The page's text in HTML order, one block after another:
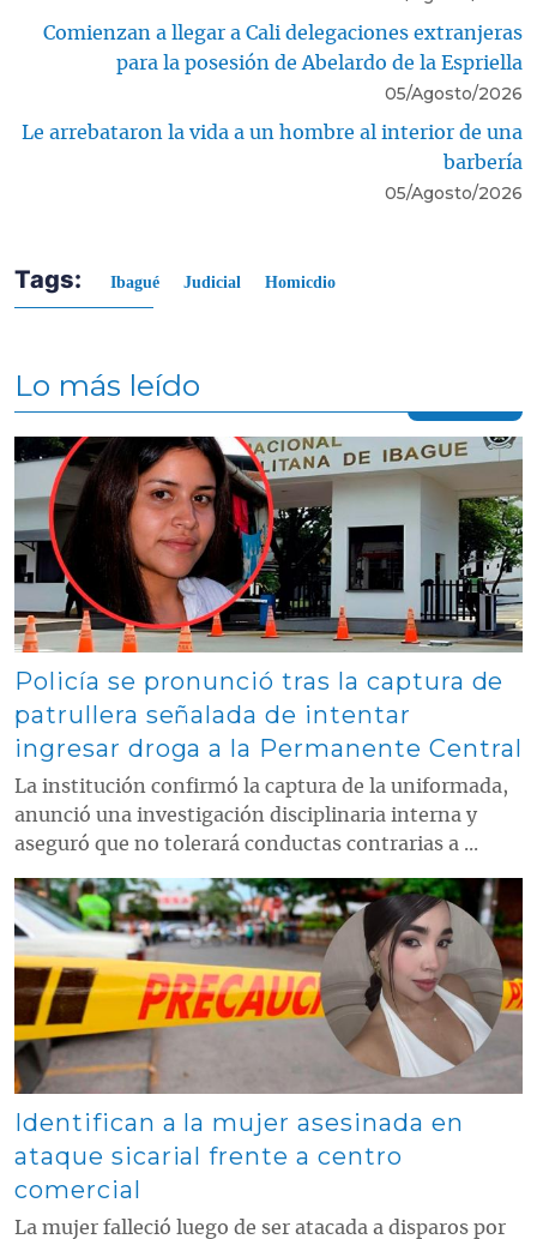
Comienzan a llegar a Cali delegaciones extranjeras
para la posesión de Abelardo de la Espriella
05/Agosto/2026
Le arrebataron la vida a un hombre al interior de una
barbería
05/Agosto/2026
Tags: Ibagué Judicial Homicdio
Lo más leído
Contenido multimedia principal
Policía se pronunció tras la captura de
patrullera señalada de intentar
ingresar droga a la Permanente Central
La institución confirmó la captura de la uniformada,
anunció una investigación disciplinaria interna y
aseguró que no tolerará conductas contrarias a ...
Contenido multimedia principal
Identifican a la mujer asesinada en
ataque sicarial frente a centro
comercial
La mujer falleció luego de ser atacada a disparos por